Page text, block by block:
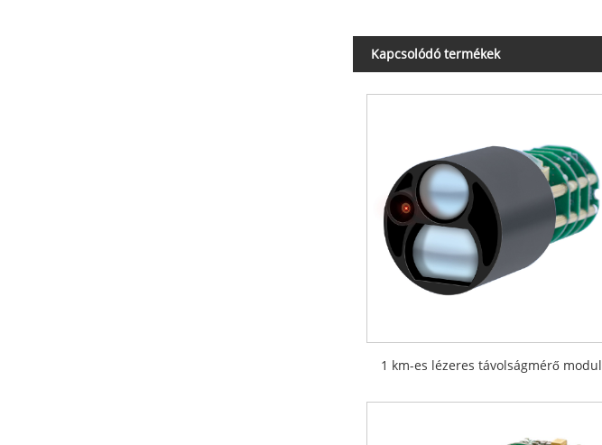
Kapcsolódó termékek
1 km-es lézeres távolságmérő modul